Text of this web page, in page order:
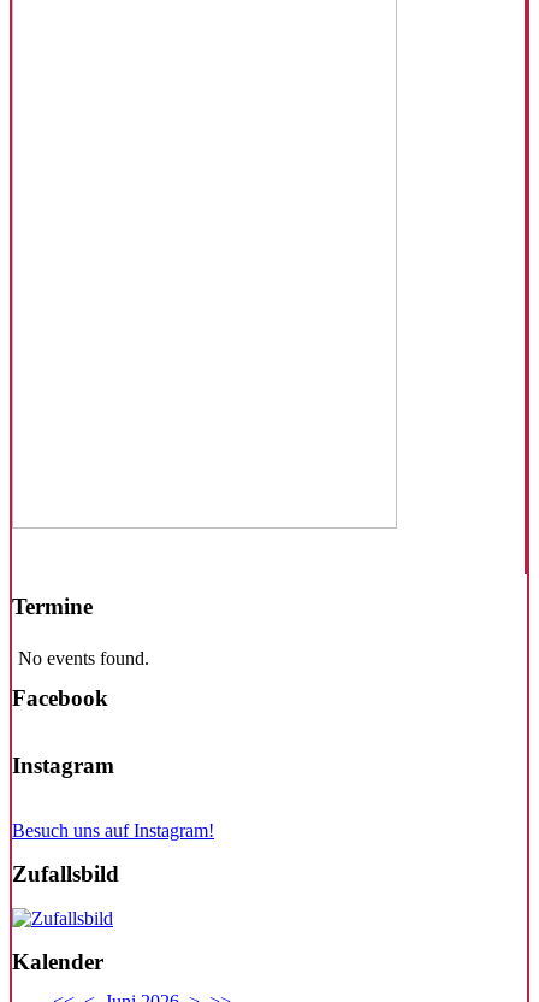
Termine
No events found.
Facebook
Instagram
Besuch uns auf Instagram!
Zufallsbild
Kalender